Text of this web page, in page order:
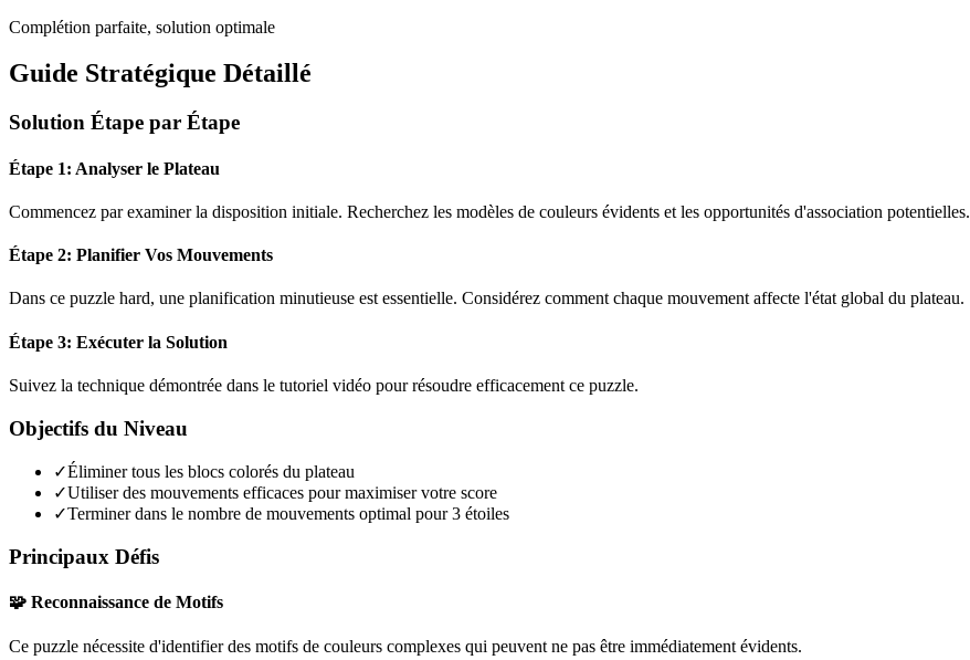
Complétion parfaite, solution optimale
Guide Stratégique Détaillé
Solution Étape par Étape
Étape 1: Analyser le Plateau
Commencez par examiner la disposition initiale. Recherchez les modèles de couleurs évidents et les opportunités d'association potentielles.
Étape 2: Planifier Vos Mouvements
Dans ce puzzle hard, une planification minutieuse est essentielle. Considérez comment chaque mouvement affecte l'état global du plateau.
Étape 3: Exécuter la Solution
Suivez la technique démontrée dans le tutoriel vidéo pour résoudre efficacement ce puzzle.
Objectifs du Niveau
✓Éliminer tous les blocs colorés du plateau
✓Utiliser des mouvements efficaces pour maximiser votre score
✓Terminer dans le nombre de mouvements optimal pour 3 étoiles
Principaux Défis
🧩 Reconnaissance de Motifs
Ce puzzle nécessite d'identifier des motifs de couleurs complexes qui peuvent ne pas être immédiatement évidents.